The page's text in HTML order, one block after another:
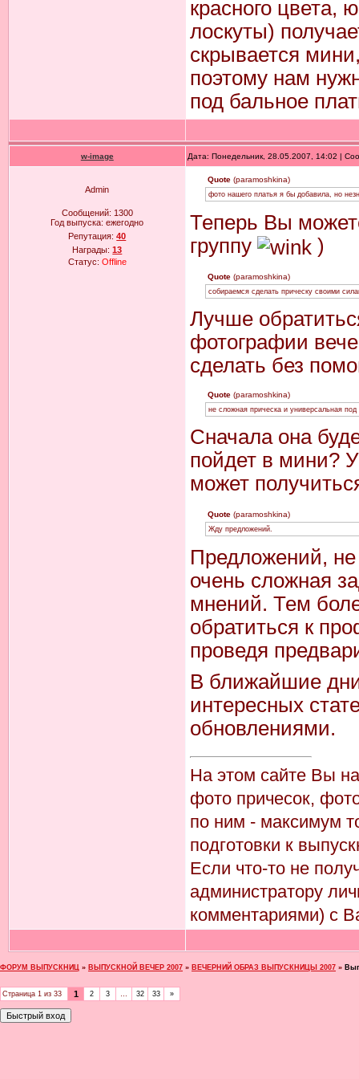
красного цвета,
лоскуты)
скрывается
поэтому нам
под бальное
w-image Дата: Понедельник, 28.05.2007, 14:02 |
Admin
Сообщений: 1300
Год выпуска:ежегодно
Репутация:40
Награды:13
Статус: Offline
Quote (paramoshkina)
фото нашего платья я бы добавила, но
Теперь Вы
группу
)
Quote (paramoshkina)
собираемся сделать прическу своими
Лучше
фотографии
сделать без
Quote (paramoshkina)
не сложная прическа и универсальная
Сначала она
пойдет в мини?
может
Quote (paramoshkina)
Жду предложений.
Предложений, не
очень сложная
мнений. Тем
обратиться к
проведя
В ближайшие дни
интересных
обновлениями.
На этом сайте Вы
фото причесок,
по ним - максимум
подготовки к
Если что-то не
администратору
комментариями) с
ФОРУМ ВЫПУСКНИЦ » ВЫПУСКНОЙ ВЕЧЕР 2007 » ВЕЧЕРНИЙ ОБРАЗ ВЫПУСКНИЦЫ 2007 »
Страница 1 из 33 1 2 3 … 32 33 »